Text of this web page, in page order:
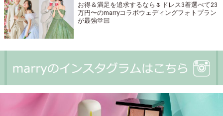
お得＆満足を追求するなら🌷ドレス3着選べて23
万円〜のmarryコラボウェディングフォトプラン
が最強🫶🏻